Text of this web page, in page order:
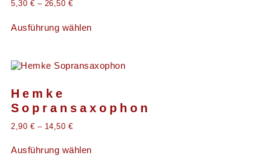
5,30 € – 26,50 €
Ausführung wählen
Hemke
Sopransaxophon
2,90 € – 14,50 €
Ausführung wählen